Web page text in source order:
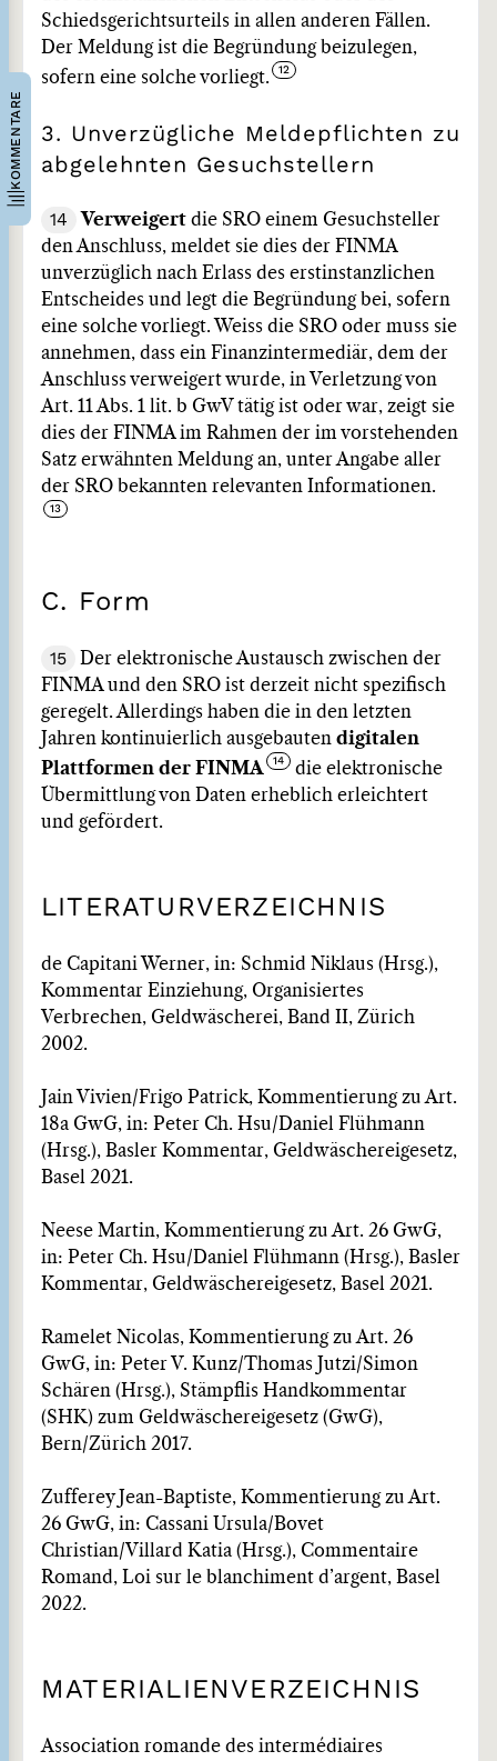
KOMMENTARE
Schiedsgerichtsurteils in allen anderen Fällen.
Der Meldung ist die Begründung beizulegen,
sofern eine solche vorliegt.
3. Unverzügliche Meldepflichten zu
abgelehnten Gesuchstellern
14 Verweigert die SRO einem Gesuchsteller
den Anschluss, meldet sie dies der FINMA
unverzüglich nach Erlass des erstinstanzlichen
Entscheides und legt die Begründung bei, sofern
eine solche vorliegt. Weiss die SRO oder muss sie
annehmen, dass ein Finanzintermediär, dem der
Anschluss verweigert wurde, in Verletzung von
Art. 11 Abs. 1 lit. b GwV tätig ist oder war, zeigt sie
dies der FINMA im Rahmen der im vorstehenden
Satz erwähnten Meldung an, unter Angabe aller
der SRO bekannten relevanten Informationen.
C. Form
15
Der elektronische Austausch zwischen der
FINMA und den SRO ist derzeit nicht spezifisch
geregelt. Allerdings haben die in den letzten
Jahren kontinuierlich ausgebauten digitalen
Plattformen der FINMA
die elektronische
Übermittlung von Daten erheblich erleichtert
und gefördert.
LITERATURVERZEICHNIS
de Capitani Werner, in: Schmid Niklaus (Hrsg.),
Kommentar Einziehung, Organisiertes
Verbrechen, Geldwäscherei, Band II, Zürich
2002.
Jain Vivien/Frigo Patrick, Kommentierung zu Art.
18a GwG, in: Peter Ch. Hsu/Daniel Flühmann
(Hrsg.), Basler Kommentar, Geldwäschereigesetz,
Basel 2021.
Neese Martin, Kommentierung zu Art. 26 GwG,
in: Peter Ch. Hsu/Daniel Flühmann (Hrsg.), Basler
Kommentar, Geldwäschereigesetz, Basel 2021.
Ramelet Nicolas, Kommentierung zu Art. 26
GwG, in: Peter V. Kunz/Thomas Jutzi/Simon
Schären (Hrsg.), Stämpflis Handkommentar
(SHK) zum Geldwäschereigesetz (GwG),
Bern/Zürich 2017.
Zufferey Jean-Baptiste, Kommentierung zu Art.
26 GwG, in: Cassani Ursula/Bovet
Christian/Villard Katia (Hrsg.), Commentaire
Romand, Loi sur le blanchiment d’argent, Basel
2022.
MATERIALIENVERZEICHNIS
Association romande des intermédiaires